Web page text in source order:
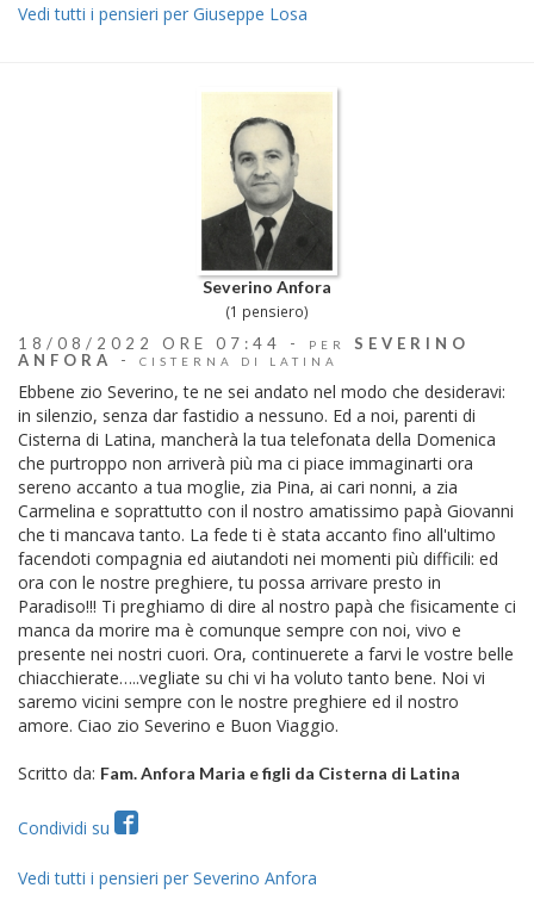
Vedi tutti i pensieri per Giuseppe Losa
Severino Anfora
(1 pensiero)
18/08/2022 ORE 07:44 - PER
SEVERINO
ANFORA
- CISTERNA DI LATINA
Ebbene zio Severino, te ne sei andato nel modo che desideravi:
in silenzio, senza dar fastidio a nessuno. Ed a noi, parenti di
Cisterna di Latina, mancherà la tua telefonata della Domenica
che purtroppo non arriverà più ma ci piace immaginarti ora
sereno accanto a tua moglie, zia Pina, ai cari nonni, a zia
Carmelina e soprattutto con il nostro amatissimo papà Giovanni
che ti mancava tanto. La fede ti è stata accanto fino all'ultimo
facendoti compagnia ed aiutandoti nei momenti più difficili: ed
ora con le nostre preghiere, tu possa arrivare presto in
Paradiso!!! Ti preghiamo di dire al nostro papà che fisicamente ci
manca da morire ma è comunque sempre con noi, vivo e
presente nei nostri cuori. Ora, continuerete a farvi le vostre belle
chiacchierate…..vegliate su chi vi ha voluto tanto bene. Noi vi
saremo vicini sempre con le nostre preghiere ed il nostro
amore. Ciao zio Severino e Buon Viaggio.
Scritto da: Fam. Anfora Maria e figli da Cisterna di Latina
Condividi su
Vedi tutti i pensieri per Severino Anfora